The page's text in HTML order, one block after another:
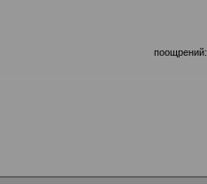
поощрений: